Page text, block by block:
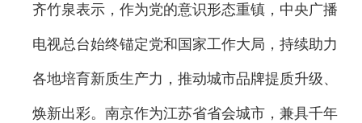
齐竹泉表示，作为党的意识形态重镇，中央广播
电视总台始终锚定党和国家工作大局，持续助力
各地培育新质生产力，推动城市品牌提质升级、
焕新出彩。南京作为江苏省省会城市，兼具千年